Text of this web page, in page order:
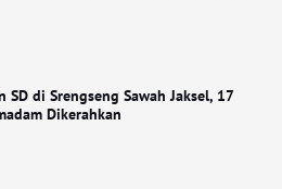
SD di Srengseng Sawah Jaksel, 17
Dikerahkan